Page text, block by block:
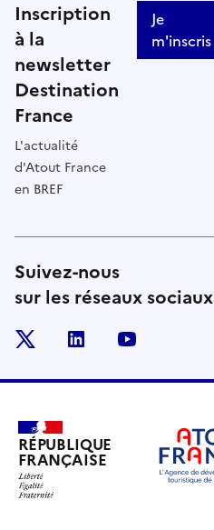
Inscription
à la
newsletter
Destination
France
L'actualité
d'Atout France
en BREF
Je
m'inscris
Suivez-nous
sur les réseaux sociaux
linkedin
RÉPUBLIQUE
FRANÇAISE